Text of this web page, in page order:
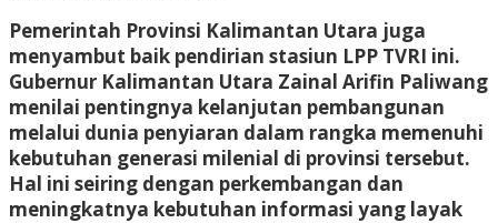
Pemerintah Provinsi Kalimantan Utara juga
menyambut baik pendirian stasiun LPP TVRI ini.
Gubernur Kalimantan Utara Zainal Arifin Paliwang
menilai pentingnya kelanjutan pembangunan
melalui dunia penyiaran dalam rangka memenuhi
kebutuhan generasi milenial di provinsi tersebut.
Hal ini seiring dengan perkembangan dan
meningkatnya kebutuhan informasi yang layak